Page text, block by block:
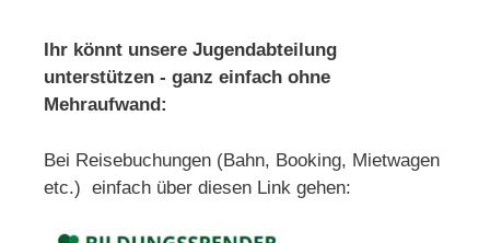
Ihr könnt unsere Jugendabteilung
unterstützen - ganz einfach ohne
Mehraufwand:
Bei Reisebuchungen (Bahn, Booking, Mietwagen
etc.) einfach über diesen Link gehen: